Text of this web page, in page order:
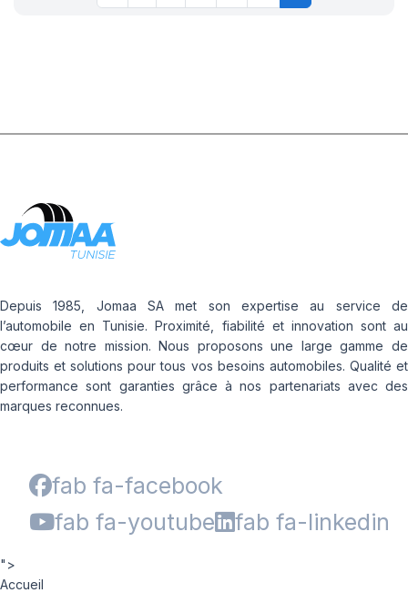
Depuis 1985, Jomaa SA met son expertise au service de
l’automobile en Tunisie. Proximité, fiabilité et innovation sont au
cœur de notre mission. Nous proposons une large gamme de
produits et solutions pour tous vos besoins automobiles. Qualité et
performance sont garanties grâce à nos partenariats avec des
marques reconnues.
fab fa-facebook
fab fa-youtube
fab fa-linkedin
">
Accueil